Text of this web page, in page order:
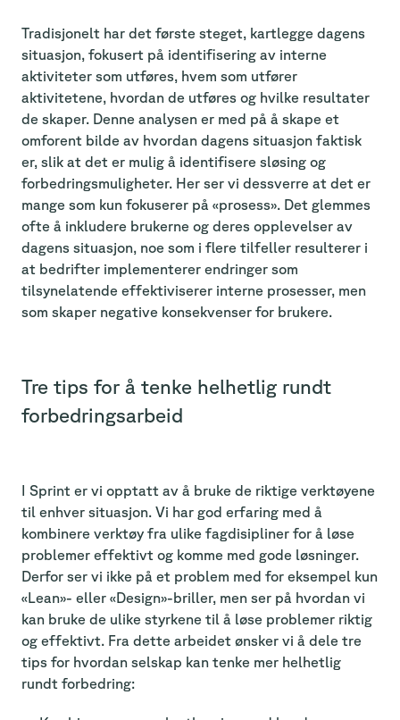
Tradisjonelt har det første steget, kartlegge dagens
situasjon, fokusert på identifisering av interne
aktiviteter som utføres, hvem som utfører
aktivitetene, hvordan de utføres og hvilke resultater
de skaper. Denne analysen er med på å skape et
omforent bilde av hvordan dagens situasjon faktisk
er, slik at det er mulig å identifisere sløsing og
forbedringsmuligheter. Her ser vi dessverre at det er
mange som kun fokuserer på «prosess». Det glemmes
ofte å inkludere brukerne og deres opplevelser av
dagens situasjon, noe som i flere tilfeller resulterer i
at bedrifter implementerer endringer som
tilsynelatende effektiviserer interne prosesser, men
som skaper negative konsekvenser for brukere.
Tre tips for å tenke helhetlig rundt
forbedringsarbeid
I Sprint er vi opptatt av å bruke de riktige verktøyene
til enhver situasjon. Vi har god erfaring med å
kombinere verktøy fra ulike fagdisipliner for å løse
problemer effektivt og komme med gode løsninger.
Derfor ser vi ikke på et problem med for eksempel kun
«Lean»- eller «Design»-briller, men ser på hvordan vi
kan bruke de ulike styrkene til å løse problemer riktig
og effektivt. Fra dette arbeidet ønsker vi å dele tre
tips for hvordan selskap kan tenke mer helhetlig
rundt forbedring: